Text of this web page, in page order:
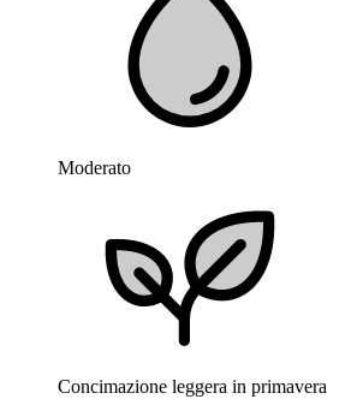
Moderato
Concimazione leggera in primavera